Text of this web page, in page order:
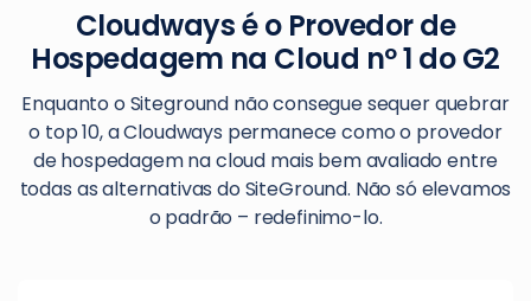
Cloudways é o Provedor de
Hospedagem na Cloud nº 1 do G2
Enquanto o Siteground não consegue sequer quebrar
o top 10, a Cloudways permanece como o provedor
de hospedagem na cloud mais bem avaliado entre
todas as alternativas do SiteGround. Não só elevamos
o padrão – redefinimo-lo.